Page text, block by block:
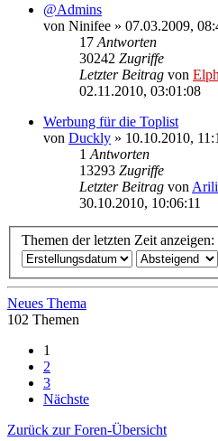
@Admins
von Ninifee » 07.03.2009,
17 Antworten
30242 Zugriffe
Letzter Beitrag von
02.11.2010, 03:01:08
Werbung für die Toplist
von Duckly » 10.10.2010,
1 Antworten
13293 Zugriffe
Letzter Beitrag von
30.10.2010, 10:06:11
Themen der letzten Zeit anzeigen:
Neues Thema
102 Themen
1
2
3
Nächste
Zurück zur Foren-Übersicht